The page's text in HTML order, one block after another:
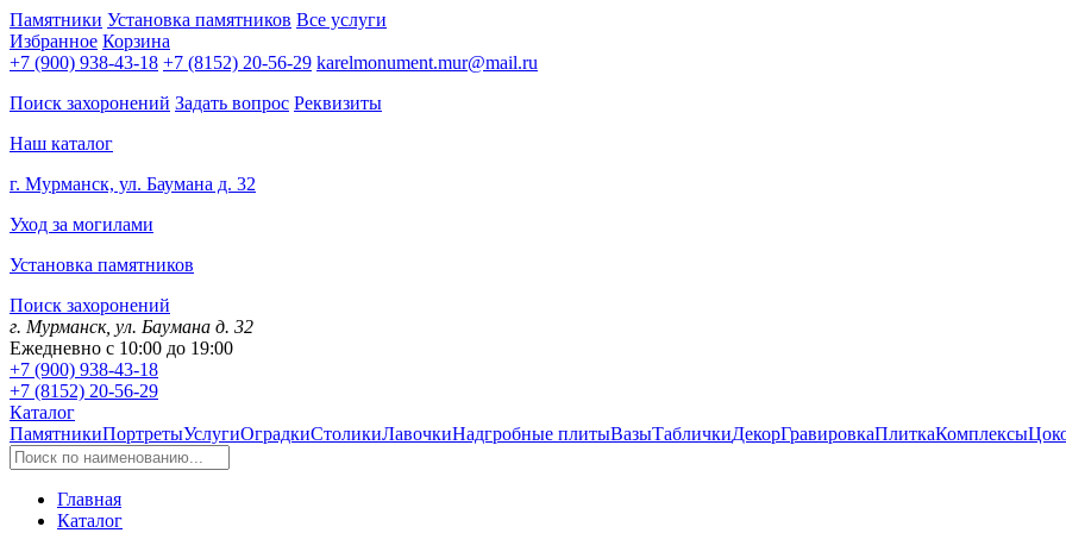
Памятники Установка памятников Все услуги
Избранное Корзина
+7 (900) 938-43-18 +7 (8152) 20-56-29 karelmonument.mur@mail.ru
Поиск захоронений Задать вопрос Реквизиты
Наш каталог
г. Мурманск, ул. Баумана д. 32
Уход за могилами
Установка памятников
Поиск захоронений
г. Мурманск, ул. Баумана д. 32
Ежедневно с 10:00 до 19:00
+7 (900) 938-43-18
+7 (8152) 20-56-29
Каталог
ПамятникиПортретыУслугиОградкиСтоликиЛавочкиНадгробные плитыВазыТабличкиДекорГравировкаПлиткаКомплексы
Главная
Каталог